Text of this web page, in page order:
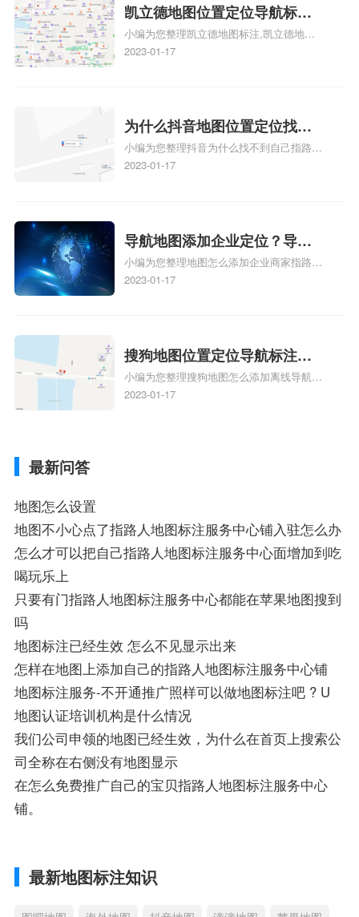
凯立德地图位置定位导航标
注？凯立德地图位置定位,导航,
标注？
小编为您整理凯立德地图标注,凯立德地图
标注怎么做啊、凯立德地图标注,凯立德地
相关地图标注知识，详情可查看下方正文！
2023-01-17
为什么抖音地图位置定位找不
到了？抖音为什么找不到当前
定位了？
小编为您整理抖音为什么找不到自己指路人
地图标注服务中心铺的位置、地图位置更新
服务中心位置、抖音突然不显示定位了相关
地图标注知识，详情可查看下方正文！
2023-01-17
导航地图添加企业定位？导航
定位企业？
小编为您整理地图怎么添加企业商家指路人
地图标注服务中心铺名称、地图怎么添加企
添加企业、地图如何添加企业相关地图标注
知识，详情可查看下方正文！
2023-01-17
搜狗地图位置定位导航标注？
搜狗地图位置定位,导航,标注？
小编为您整理搜狗地图怎么添加离线导航搜
狗地图离线导航怎么用、搜狗地图导航卫星
2023-01-17
最新问答
地图怎么设置
地图不小心点了指路人地图标注服务中心铺入驻怎么办
怎么才可以把自己指路人地图标注服务中心面增加到吃
喝玩乐上
只要有门指路人地图标注服务中心都能在苹果地图搜到
吗
地图标注已经生效 怎么不见显示出来
怎样在地图上添加自己的指路人地图标注服务中心铺
地图标注服务-不开通推广照样可以做地图标注吧 ? U
地图认证培训机构是什么情况
我们公司申领的地图已经生效，为什么在首页上搜索公
司全称在右侧没有地图显示
在怎么免费推广自己的宝贝指路人地图标注服务中心
铺。
最新地图标注知识